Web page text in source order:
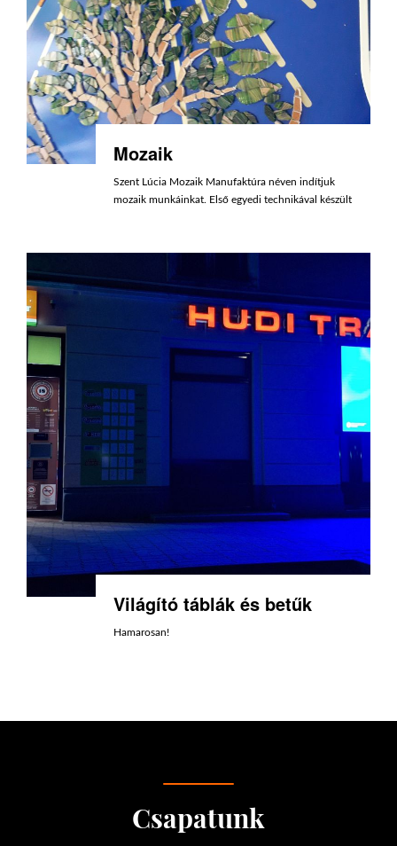
Mozaik
Szent Lúcia Mozaik Manufaktúra néven indítjuk
mozaik munkáinkat. Első egyedi technikával készült
Világító táblák és betűk
Hamarosan!
Csapatunk